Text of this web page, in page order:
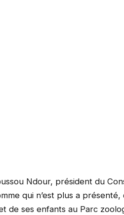
Ndour, président du
qui n’est plus a
de ses enfants au Parc